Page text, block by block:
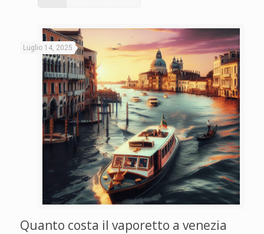
Luglio 14, 2025
Quanto costa il vaporetto a venezia